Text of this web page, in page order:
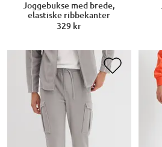
Joggebukse med brede,
elastiske ribbekanter
329 kr